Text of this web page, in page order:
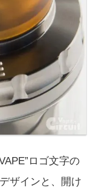
ロゴ文字の
ザインと、開け